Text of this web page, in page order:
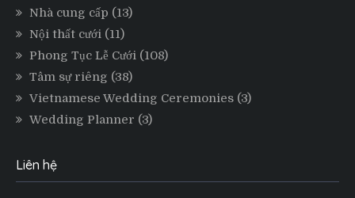
Nhà cung cấp (13)
Nội thất cưới (11)
Phong Tục Lễ Cưới (108)
Tâm sự riêng (38)
Vietnamese Wedding Ceremonies (3)
Wedding Planner (3)
Liên hệ